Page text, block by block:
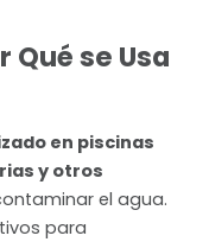
Qué se Usa
en piscinas
y otros
el agua.
para